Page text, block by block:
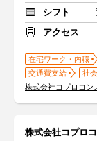
シフト
アクセス
在宅ワーク・内職
交通費支給
社
株式会社コプロコン
株式会社コプロ